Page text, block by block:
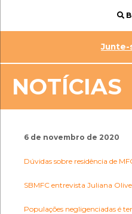
Junte-
NOTÍCIAS
6 de novembro de 2020
Dúvidas sobre residência de
SBMFC entrevista Juliana
Populações negligenciadas é